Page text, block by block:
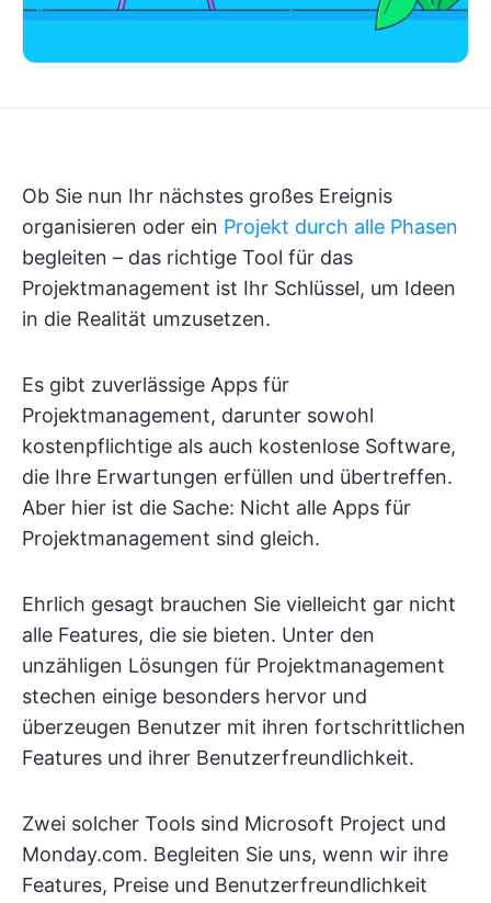
Ob Sie nun Ihr nächstes großes Ereignis
organisieren oder ein Projekt durch alle Phasen
begleiten – das richtige Tool für das
Projektmanagement ist Ihr Schlüssel, um Ideen
in die Realität umzusetzen.
Es gibt zuverlässige Apps für
Projektmanagement, darunter sowohl
kostenpflichtige als auch kostenlose Software,
die Ihre Erwartungen erfüllen und übertreffen.
Aber hier ist die Sache: Nicht alle Apps für
Projektmanagement sind gleich.
Ehrlich gesagt brauchen Sie vielleicht gar nicht
alle Features, die sie bieten. Unter den
unzähligen Lösungen für Projektmanagement
stechen einige besonders hervor und
überzeugen Benutzer mit ihren fortschrittlichen
Features und ihrer Benutzerfreundlichkeit.
Zwei solcher Tools sind Microsoft Project und
Monday.com. Begleiten Sie uns, wenn wir ihre
Features, Preise und Benutzerfreundlichkeit